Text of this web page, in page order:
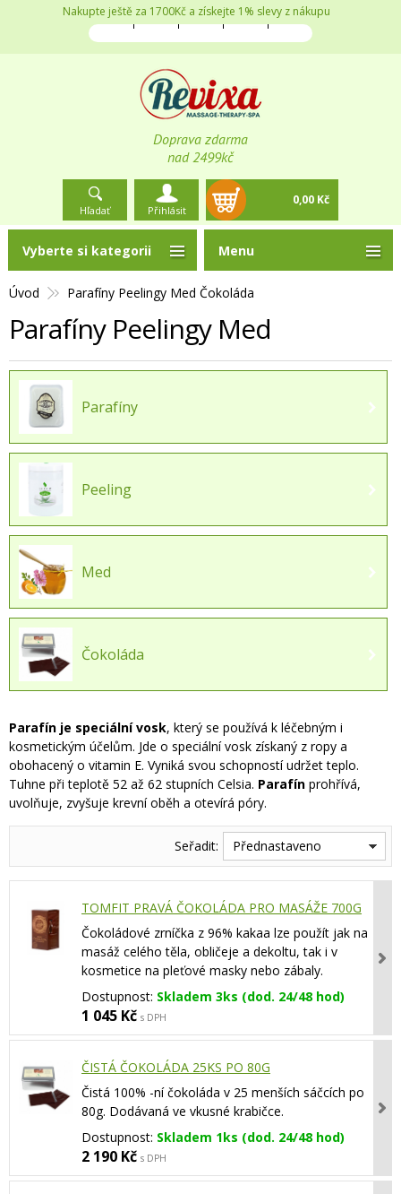
Doprava zdarma
nad 2499kč
Nakupte ještě za 1700Kč a získejte 1% slevy z nákupu
Hľadať Přihlásit
0,00 Kč
Úvod Parafíny Peelingy Med Čokoláda
Parafíny Peelingy Med
Parafíny
Peeling
Med
Čokoláda
Parafín je speciální vosk, který se používá k léčebným i
kosmetickým účelům. Jde o speciální vosk získaný z ropy a
obohacený o vitamin E. Vyniká svou schopností udržet teplo.
Tuhne při teplotě 52 až 62 stupních Celsia. Parafín prohřívá,
uvolňuje, zvyšuje krevní oběh a otevírá póry.
Seřadit: Přednastaveno
TOMFIT PRAVÁ ČOKOLÁDA PRO MASÁŽE 700G
Čokoládové zrníčka z 96% kakaa lze použít jak na
masáž celého těla, obličeje a dekoltu, tak i v
kosmetice na pleťové masky nebo zábaly.
Dostupnost: Skladem 3ks (dod. 24/48 hod)
1 045 Kč s DPH
ČISTÁ ČOKOLÁDA 25KS PO 80G
Čistá 100% -ní čokoláda v 25 menších sáčcích po
80g. Dodávaná ve vkusné krabičce.
Dostupnost: Skladem 1ks (dod. 24/48 hod)
2 190 Kč s DPH
Vyberte si kategorii Menu